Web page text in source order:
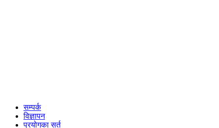
सम्पर्क
विज्ञापन
प्रयोगका सर्त